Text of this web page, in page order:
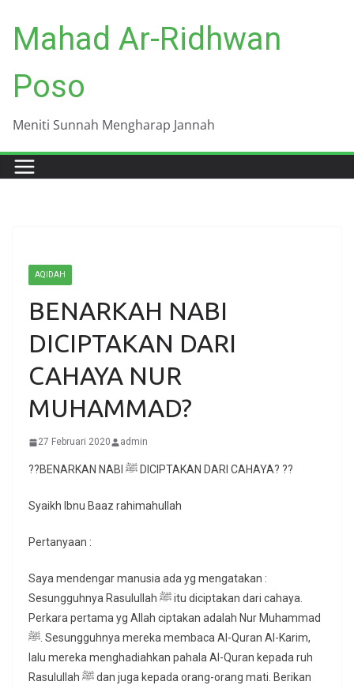
content
Mahad Ar-Ridhwan
Poso
Meniti Sunnah Mengharap Jannah
AQIDAH
BENARKAH NABI
DICIPTAKAN DARI
CAHAYA NUR
MUHAMMAD?
27 Februari 2020 admin
??BENARKAN NABI ﷺ DICIPTAKAN DARI CAHAYA? ??
Syaikh Ibnu Baaz rahimahullah
Pertanyaan :
Saya mendengar manusia ada yg mengatakan :
Sesungguhnya Rasulullah ﷺ itu diciptakan dari cahaya.
Perkara pertama yg Allah ciptakan adalah Nur Muhammad
ﷺ. Sesungguhnya mereka membaca Al-Quran Al-Karim,
lalu mereka menghadiahkan pahala Al-Quran kepada ruh
Rasulullah ﷺ dan juga kepada orang-orang mati. Berikan